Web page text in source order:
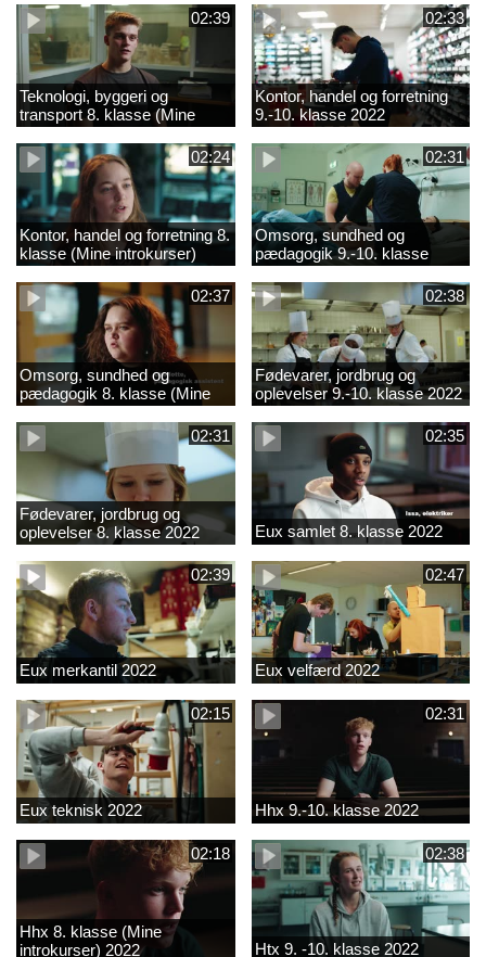
02:39
Teknologi, byggeri og
transport 8. klasse (Mine
introkurser) 2022
02:33
Kontor, handel og forretning
9.-10. klasse 2022
02:24
Kontor, handel og forretning 8.
klasse (Mine introkurser)
2022
02:31
Omsorg, sundhed og
pædagogik 9.-10. klasse
2022
02:37
Omsorg, sundhed og
pædagogik 8. klasse (Mine
introkurser) 2022
02:38
Fødevarer, jordbrug og
oplevelser 9.-10. klasse 2022
02:31
Fødevarer, jordbrug og
oplevelser 8. klasse 2022
02:35
Eux samlet 8. klasse 2022
02:39
Eux merkantil 2022
02:47
Eux velfærd 2022
02:15
Eux teknisk 2022
02:31
Hhx 9.-10. klasse 2022
02:18
Hhx 8. klasse (Mine
introkurser) 2022
02:38
Htx 9. -10. klasse 2022